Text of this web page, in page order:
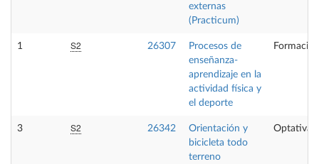
externas
(Practicum)
1 S2 26307
Procesos de
enseñanza-
aprendizaje en la
actividad física y
el deporte
3 S2 26342
Orientación y
bicicleta todo
terreno
Optativa